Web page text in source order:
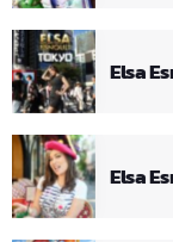
Elsa
Elsa